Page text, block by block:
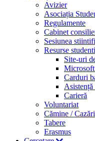
Avizier
Asociația
Regulamente
Cabinet
Sesiunea
Resurse studenti
Site-uri
Carduri
Asistență
Carieră
Voluntariat
Cămine / Cazări
Tabere
Erasmus